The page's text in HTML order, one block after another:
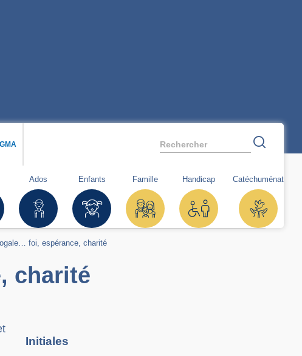
Rechercher
Ados Enfants Famille Handicap Catéchuménat
foi, espérance, charité
charité
Initiales